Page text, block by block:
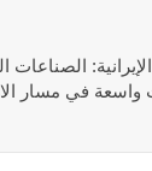
الصناعات
في مسار